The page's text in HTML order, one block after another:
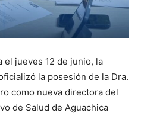
el jueves 12 de junio, la
la posesión de la Dra.
como nueva directora del
de Salud de Aguachica